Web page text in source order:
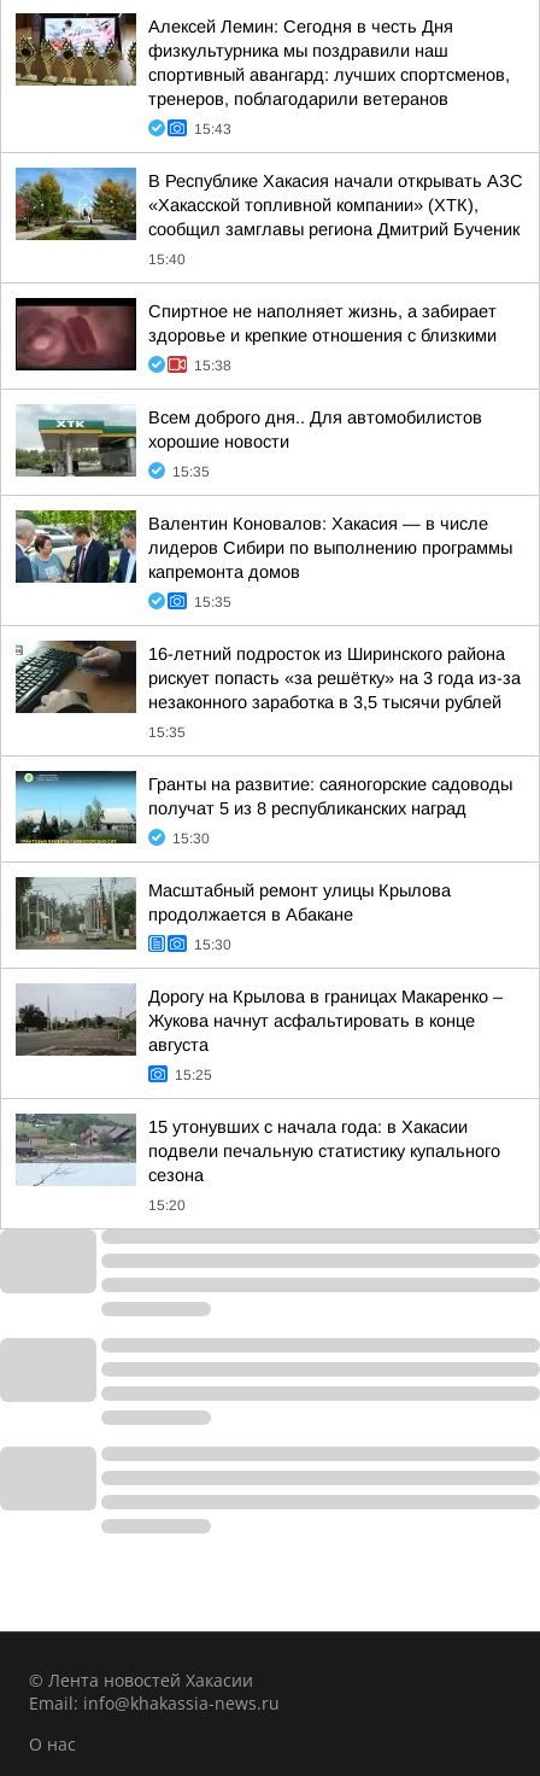
Алексей Лемин: Сегодня в честь Дня
физкультурника мы поздравили наш
спортивный авангард: лучших спортсменов,
тренеров, поблагодарили ветеранов
15:43
В Республике Хакасия начали открывать АЗС
«Хакасской топливной компании» (ХТК),
сообщил замглавы региона Дмитрий Бученик
15:40
Спиртное не наполняет жизнь, а забирает
здоровье и крепкие отношения с близкими
15:38
Всем доброго дня.. Для автомобилистов
хорошие новости
15:35
Валентин Коновалов: Хакасия — в числе
лидеров Сибири по выполнению программы
капремонта домов
15:35
16-летний подросток из Ширинского района
рискует попасть «за решётку» на 3 года из-за
незаконного заработка в 3,5 тысячи рублей
15:35
Гранты на развитие: саяногорские садоводы
получат 5 из 8 республиканских наград
15:30
Масштабный ремонт улицы Крылова
продолжается в Абакане
15:30
Дорогу на Крылова в границах Макаренко –
Жукова начнут асфальтировать в конце
августа
15:25
15 утонувших с начала года: в Хакасии
подвели печальную статистику купального
сезона
15:20
© Лента новостей Хакасии
Email: info@khakassia-news.ru
О нас